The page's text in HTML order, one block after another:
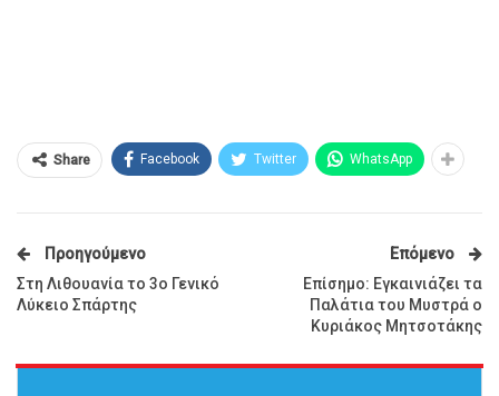
Share Facebook Twitter WhatsApp
Προηγούμενο
Στη Λιθουανία το 3ο Γενικό
Λύκειο Σπάρτης
Επόμενο
Επίσημο: Εγκαινιάζει τα
Παλάτια του Μυστρά ο
Κυριάκος Μητσοτάκης